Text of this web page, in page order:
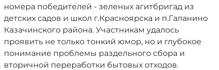
номера победителей - зеленых агитбригад из
детских садов и школ г.Красноярска и п.Галанино
Казачинского района. Участникам удалось
проявить не только тонкий юмор, но и глубокое
понимание проблемы раздельного сбора и
вторичной переработки бытовых отходов.